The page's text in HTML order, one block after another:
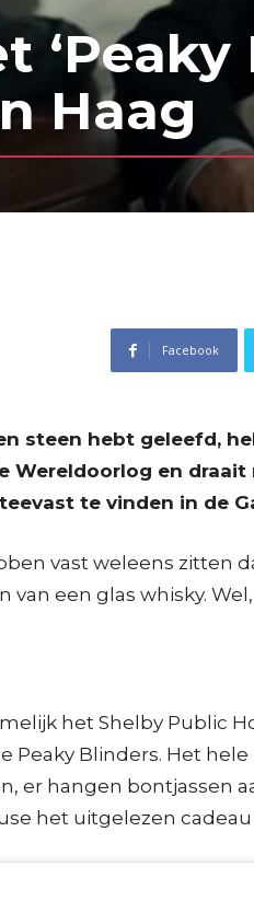
‘Peaky
Haag
Facebook
steen hebt geleefd,
Wereldoorlog en
te vinden in de
vast weleens zitten
van een glas whisky.
het Shelby Public
Peaky Blinders. Het
er hangen
het uitgelezen cadeau